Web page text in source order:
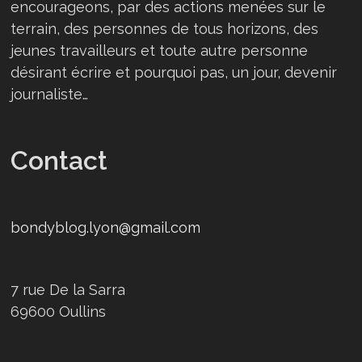
encourageons, par des actions menées sur le
terrain, des personnes de tous horizons, des
jeunes travailleurs et toute autre personne
désirant écrire et pourquoi pas, un jour, devenir
journaliste…
Contact
bondyblog.lyon@gmail.com
7 rue De la Sarra
69600 Oullins